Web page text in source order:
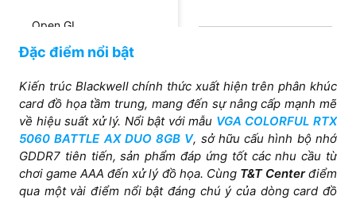
Open GL
4.6
Bộ nhớ
8 GB GDDR7
16GB GDDR7
Đặc điểm nổi bật
Kiến trúc Blackwell chính thức xuất hiện trên phân khúc
card đồ họa tầm trung, mang đến sự nâng cấp mạnh mẽ
về hiệu suất xử lý. Nổi bật với mẫu VGA COLORFUL RTX
5060 BATTLE AX DUO 8GB V, sở hữu cấu hình bộ nhớ
GDDR7 tiên tiến, sản phẩm đáp ứng tốt các nhu cầu từ
chơi game AAA đến xử lý đồ họa. Cùng T&T Centerđiểm
qua một vài điểm nổi bật đáng chú ý của dòng card đồ